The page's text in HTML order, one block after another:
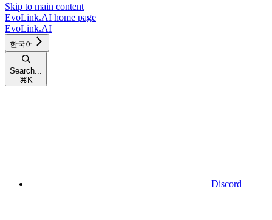
Skip to main content
EvoLink.AI home page
EvoLink.AI
한국어
Search...
⌘ K
Discord